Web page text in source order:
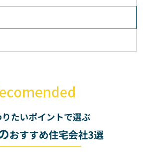
たいポイントで選ぶ
おすすめ住宅会社3選